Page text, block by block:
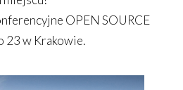
OPEN SOURCE
23 w Krakowie.